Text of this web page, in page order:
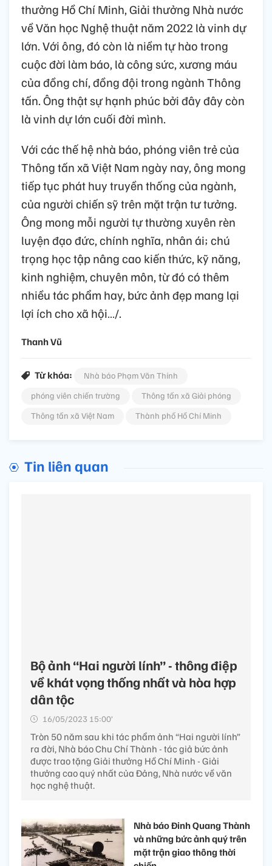
thưởng Hồ Chí Minh, Giải thưởng Nhà nước
về Văn học Nghệ thuật năm 2022 là vinh dự
lớn. Với ông, đó còn là niềm tự hào trong
cuộc đời làm báo, là công sức, xương máu
của đồng chí, đồng đội trong ngành Thông
tấn. Ông thật sự hạnh phúc bởi đây đây còn
là vinh dự lớn cuối đời mình.
Với các thế hệ nhà báo, phóng viên trẻ của
Thông tấn xã Việt Nam ngày nay, ông mong
tiếp tục phát huy truyền thống của ngành,
của người chiến sỹ trên mặt trận tư tưởng.
Ông mong mỗi người tự thường xuyên rèn
luyện đạo đức, chính nghĩa, nhân ái; chú
trọng học tập nâng cao kiến thức, kỹ năng,
kinh nghiệm, chuyên môn, từ đó có thêm
nhiều tác phẩm hay, bức ảnh đẹp mang lại
lợi ích cho xã hội…/.
Thanh Vũ
Từ khóa:
Nhà báo Phạm Văn Thính
phóng viên chiến trường
Thông tấn xã Giải phóng
Thông tấn xã Việt Nam
Thành phố Hồ Chí Minh
Tin liên quan
Bộ ảnh “Hai người lính” - thông điệp
về khát vọng thống nhất và hòa hợp
dân tộc
16/05/2023 15:00’
Tròn 50 năm sau khi tác phẩm ảnh “Hai người lính”
ra đời, Nhà báo Chu Chí Thành - tác giả bức ảnh
được trao tặng Giải thưởng Hồ Chí Minh - Giải
thưởng cao quý nhất của Đảng, Nhà nước về văn
học nghệ thuật.
Nhà báo Đinh Quang Thành
và những bức ảnh quý trên
mặt trận giao thông thời